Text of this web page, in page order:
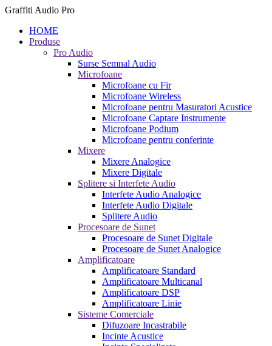
Graffiti Audio Pro
HOME
Produse
Pro Audio
Surse Semnal Audio
Microfoane
Microfoane cu Fir
Microfoane Wireless
Microfoane pentru Masuratori Acustice
Microfoane Captare Instrumente
Microfoane Podium
Microfoane pentru conferinte
Mixere
Mixere Analogice
Mixere Digitale
Splitere si Interfete Audio
Interfete Audio Analogice
Interfete Audio Digitale
Splitere Audio
Procesoare de Sunet
Procesoare de Sunet Digitale
Procesoare de Sunet Analogice
Amplificatoare
Amplificatoare Standard
Amplificatoare Multicanal
Amplificatoare DSP
Amplificatoare Linie
Sisteme Comerciale
Difuzoare Incastrabile
Incinte Acustice